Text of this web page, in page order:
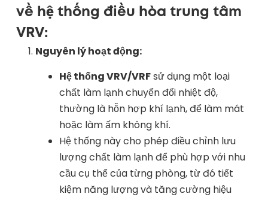
về hệ thống điều hòa trung tâm
VRV:
Nguyên lý hoạt động:
Hệ thống VRV/VRFsử dụng một loại
chất làm lạnh chuyển đổi nhiệt độ,
thường là hỗn hợp khí lạnh, để làm mát
hoặc làm ấm không khí.
Hệ thống này cho phép điều chỉnh lưu
lượng chất làm lạnh để phù hợp với nhu
cầu cụ thể của từng phòng, từ đó tiết
kiệm năng lượng và tăng cường hiệu